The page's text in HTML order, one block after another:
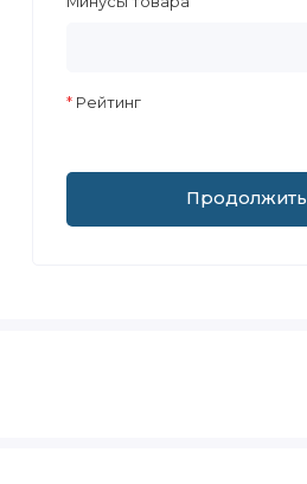
Рейтинг
Продолжить